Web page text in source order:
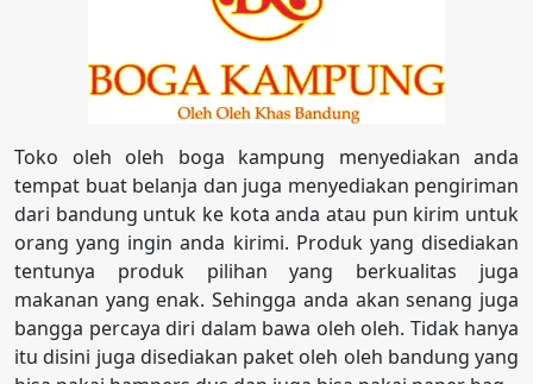
Toko oleh oleh boga kampung menyediakan anda
tempat buat belanja dan juga menyediakan pengiriman
dari bandung untuk ke kota anda atau pun kirim untuk
orang yang ingin anda kirimi. Produk yang disediakan
tentunya produk pilihan yang berkualitas juga
makanan yang enak. Sehingga anda akan senang juga
bangga percaya diri dalam bawa oleh oleh. Tidak hanya
itu disini juga disediakan paket oleh oleh bandung yang